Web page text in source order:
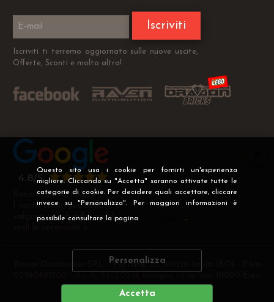
Questo sito usa i cookie per fornirti un'esperienza
migliore. Cliccando su "Accetta" saranno attivate tutte le
categorie di cookie. Per decidere quali accettare, cliccare
invece su "Personalizza". Per maggiori informazioni è
possibile consultare la pagina .
Personalizza
Accetta
Iscriviti
Iscriviti ti terremo aggiornato sulle nuove uscite,
Offerte, Sconti e molto altro!
Recensioni Verificate
I nostri clienti soddisfatti
valgono più di mille parole
Raven Distribution SRL - Via Fanin 30, 40026 Imola (BO) - P.Iva
i.v